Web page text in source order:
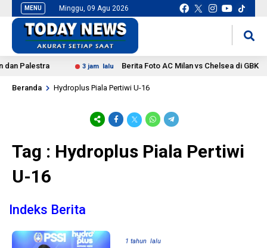
MENU Minggu, 09 Agu 2026
Palestra 3 jam lalu Berita Foto AC Milan vs Chelsea di GBK
Beranda Hydroplus Piala Pertiwi U-16
Tag : Hydroplus Piala Pertiwi
U-16
Indeks Berita
1 tahun lalu